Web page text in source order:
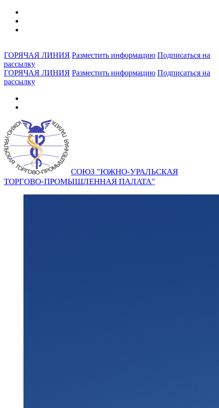
ГОРЯЧАЯ ЛИНИЯ Разместить информацию Подписаться на
рассылку
ГОРЯЧАЯ ЛИНИЯ Разместить информацию Подписаться на
рассылку
СОЮЗ "ЮЖНО-УРАЛЬСКАЯ
ТОРГОВО-ПРОМЫШЛЕННАЯ ПАЛАТА"